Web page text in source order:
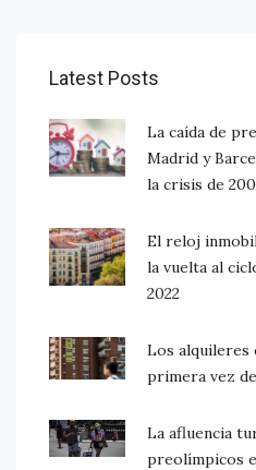
Latest Posts
La caída de
Madrid y
la crisis de
El reloj
la vuelta al
2022
Los alquileres
primera vez
La afluencia
preolímpicos